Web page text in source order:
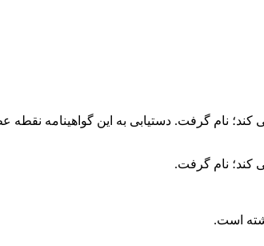
نام گرفت. دستیابی به این گواهینامه
کند؛ نام گرفت.